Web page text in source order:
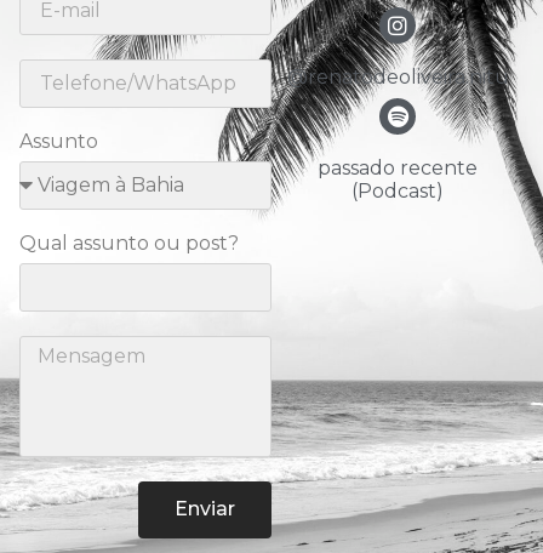
Assunto
Qual assunto ou post?
Enviar
@renatodeoliveira.nitu
passado recente
(Podcast)